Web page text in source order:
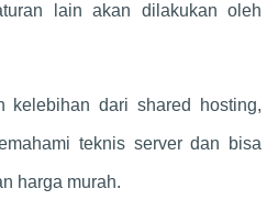
lain akan dilakukan oleh
kelebihan dari shared hosting,
teknis server dan bisa
harga murah.